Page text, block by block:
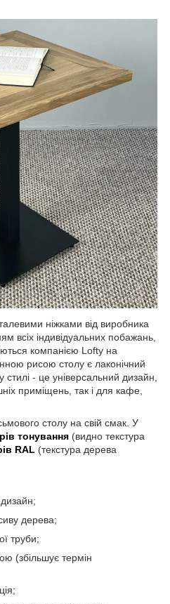
ніжками від виробника
всіх індивідуальних побажань,
компанією Lofty на
рисою столу є лаконічний
стилі - це універсальний дизайн,
приміщень, так і для кафе,
столу на свій смак. У
тонування (видно текстура
RAL (текстура дерева
дерева;
труби;
(збільшує термін